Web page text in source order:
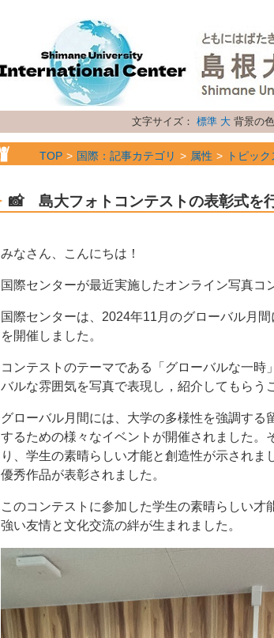
文字サイズ： 標準 大 背景の
TOP 国際：記事カテゴリ 属性 トピック
📸 島大フォトコンテストの表彰式を
みなさん、こんにちは！
国際センターが最近実施したオンライン写真コ
国際センターは、2024年11月のグローバル月
を開催しました。
コンテストのテーマである「グローバルな一
バルな雰囲気を写真で表現し，紹介してもらう
グローバル月間には、大学の多様性を強調する
するための様々なイベントが開催されました。
り、学生の素晴らしい才能と創造性が示され
優秀作品が表彰されました。
このコンテストに参加した学生の素晴らしい才
強い友情と文化交流の絆が生まれました。